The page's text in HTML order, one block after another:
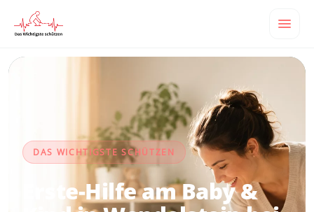
DAS WICHTIGSTE SCHÜTZEN
Erste-Hilfe am Baby &